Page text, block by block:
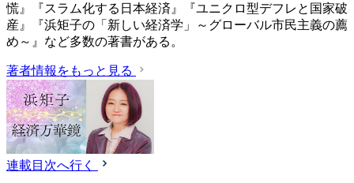
慌』『スラム化する日本経済』『ユニクロ型デフレと国家破
産』『浜矩子の「新しい経済学」～グローバル市民主義の薦
め～』など多数の著書がある。
著者情報をもっと見る
連載目次へ行く